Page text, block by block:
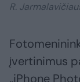
R.
įvertinimus
„iPhone